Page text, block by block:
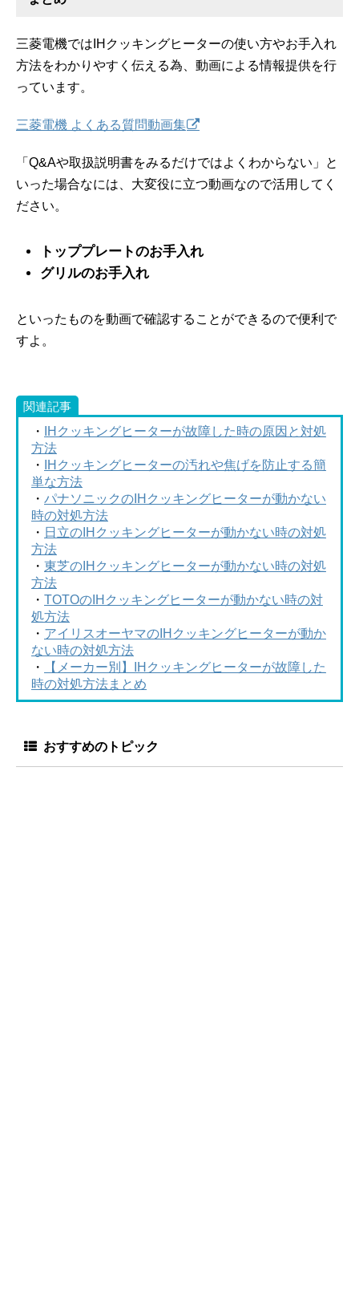
三菱電機ではIHクッキングヒーターの使い方やお手入れ
方法をわかりやすく伝える為、動画による情報提供を行
っています。
三菱電機 よくある質問動画集
「Q&Aや取扱説明書をみるだけではよくわからない」と
いった場合なには、大変役に立つ動画なので活用してく
ださい。
トッププレートのお手入れ
グリルのお手入れ
といったものを動画で確認することができるので便利で
すよ。
関連記事
・
IHクッキングヒーターが故障した時の原因と対処
方法
・
IHクッキングヒーターの汚れや焦げを防止する簡
単な方法
・ パナソニックのIHクッキングヒーターが動かない
時の対処方法
・ 日立のIHクッキングヒーターが動かない時の対処
方法
・ 東芝のIHクッキングヒーターが動かない時の対処
方法
・ TOTOのIHクッキングヒーターが動かない時の対
処方法
・ アイリスオーヤマのIHクッキングヒーターが動か
ない時の対処方法
・
【メーカー別】IHクッキングヒーターが故障した
時の対処方法まとめ
おすすめのトピック